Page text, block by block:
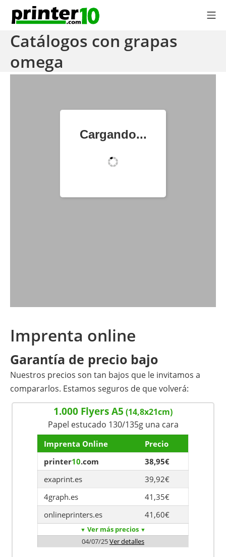
contenido
printer10.com
Catálogos con grapas
omega
Imprenta online
Garantía de precio bajo
Nuestros precios son tan bajos que le invitamos a
compararlos. Estamos seguros de que volverá:
1.000 Flyers A5 (14,8x21cm)
Papel estucado 130/135g una cara
Imprenta Online
Precio
printer10.com
38,95€
exaprint.es
39,92€
4graph.es
41,35€
onlineprinters.es
41,60€
▼ Ver más precios ▼
04/07/25Ver detalles